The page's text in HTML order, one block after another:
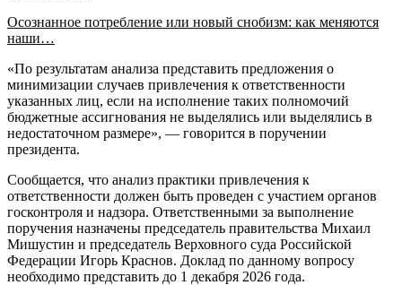
Осознанное потребление или новый снобизм: как меняются
наши…
«По результатам анализа представить предложения о
минимизации случаев привлечения к ответственности
указанных лиц, если на исполнение таких полномочий
бюджетные ассигнования не выделялись или выделялись в
недостаточном размере», — говорится в поручении
президента.
Сообщается, что анализ практики привлечения к
ответственности должен быть проведен с участием органов
госконтроля и надзора. Ответственными за выполнение
поручения назначены председатель правительства Михаил
Мишустин и председатель Верховного суда Российской
Федерации Игорь Краснов. Доклад по данному вопросу
необходимо представить до 1 декабря 2026 года.